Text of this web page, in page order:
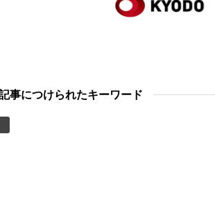
事につけられたキーワード